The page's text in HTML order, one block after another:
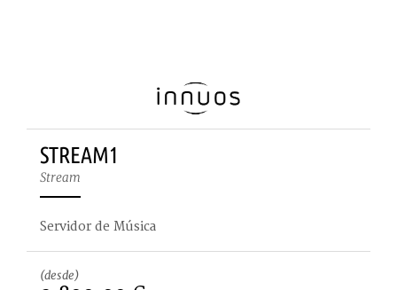
STREAM1
Stream
Servidor de Música
(desde)